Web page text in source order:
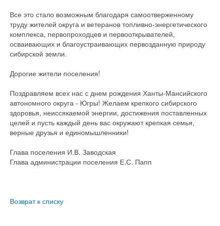
Все это стало возможным благодаря самоотверженному
труду жителей округа и ветеранов топливно-энергетического
комплекса, первопроходцев и первооткрывателей,
осваивающих и благоустраивающих первозданную природу
сибирской земли.
Дорогие жители поселения!
Поздравляем всех нас с днем рождения Ханты-Мансийского
автономного округа - Югры! Желаем крепкого сибирского
здоровья, неиссякаемой энергии, достижения поставленных
целей и пусть каждый день вас окружают крепкая семья,
верные друзья и единомышленники!
Глава поселения И.В. Заводская
Глава администрации поселения Е.С. Папп
Возврат к списку